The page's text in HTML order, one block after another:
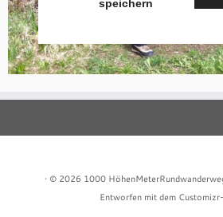
· © 2026 1000
Entworfen mit dem
speichern